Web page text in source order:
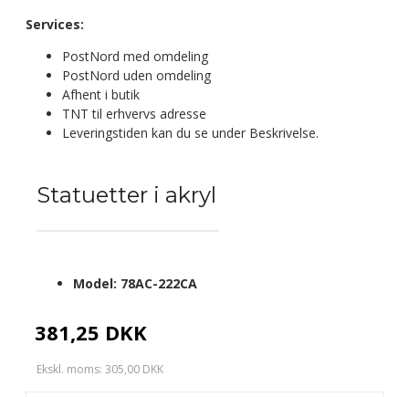
Services:
PostNord med omdeling
PostNord uden omdeling
Afhent i butik
TNT til erhvervs adresse
Leveringstiden kan du se under Beskrivelse.
Statuetter i akryl
381,25 DKK
Ekskl. moms: 305,00 DKK
Model: 78AC-222CA